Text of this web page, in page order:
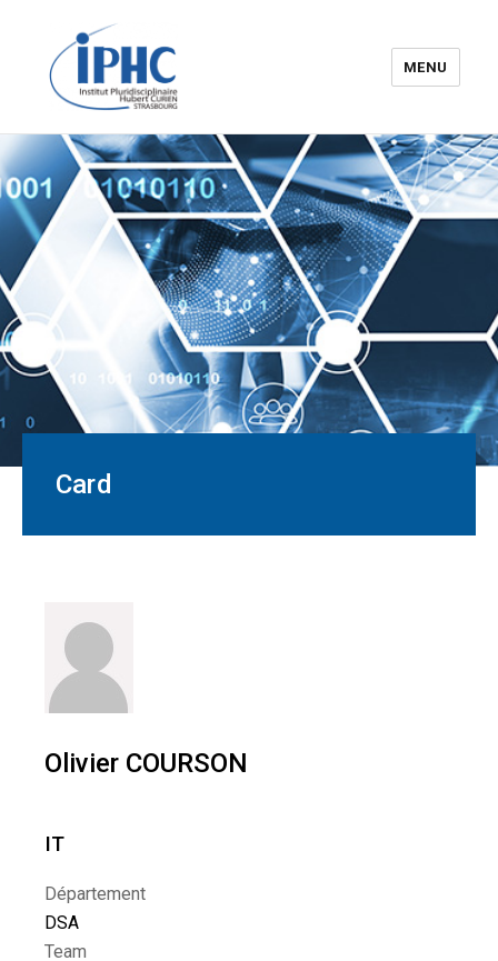
The Hubert Curien
pluridisciplinary Institute – IPHC
MENU
Card
Olivier COURSON
IT
Département
DSA
Team